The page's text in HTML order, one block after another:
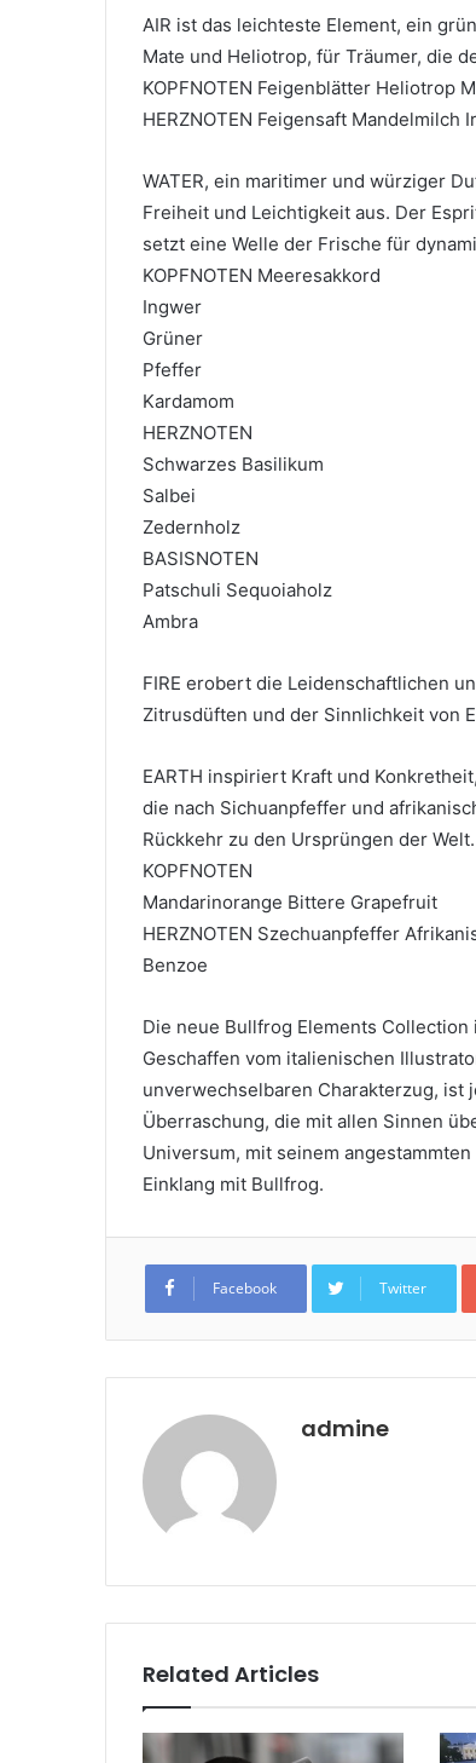
AIR ist das leichteste Element, ein
Mate und Heliotrop, für Träumer, die
KOPFNOTEN Feigenblätter Heliotrop
HERZNOTEN Feigensaft Mandelmilch
WATER, ein maritimer und würziger
Freiheit und Leichtigkeit aus. Der
setzt eine Welle der Frische für
KOPFNOTEN Meeresakkord
Ingwer
Grüner
Pfeffer
Kardamom
HERZNOTEN
Schwarzes Basilikum
Salbei
Zedernholz
BASISNOTEN
Patschuli Sequoiaholz
Ambra
FIRE erobert die Leidenschaftlichen
Zitrusdüften und der Sinnlichkeit von
EARTH inspiriert Kraft und
die nach Sichuanpfeffer und
Rückkehr zu den Ursprüngen der Welt.
KOPFNOTEN
Mandarinorange Bittere Grapefruit
HERZNOTEN Szechuanpfeffer
Benzoe
Die neue Bullfrog Elements
Geschaffen vom italienischen
unverwechselbaren Charakterzug, ist
Überraschung, die mit allen Sinnen
Universum, mit seinem
Einklang mit Bullfrog.
Facebook Twitter
admine
Related Articles